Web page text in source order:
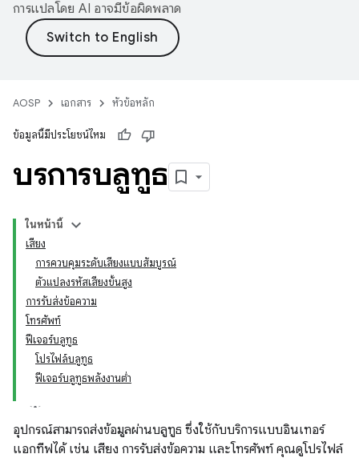
การแปลโดย AI อาจมีข้อผิดพลาด
AOSP เอกสาร หัวข้อหลัก
ข้อมูลนี้มีประโยชน์ไหม
บริการบลูทูธ
ในหน้านี้
เสียง
การควบคุมระดับเสียงแบบสัมบูรณ์
ตัวแปลงรหัสเสียงขั้นสูง
การรับส่งข้อความ
โทรศัพท์
ฟีเจอร์บลูทูธ
โปรไฟล์บลูทูธ
ฟีเจอร์บลูทูธพลังงานต่ำ
อุปกรณ์สามารถส่งข้อมูลผ่านบลูทูธ ซึ่งใช้กับบริการแบบอินเทอร์
แอกทีฟได้ เช่น เสียง การรับส่งข้อความ และโทรศัพท์ คุณดูโปรไฟล์